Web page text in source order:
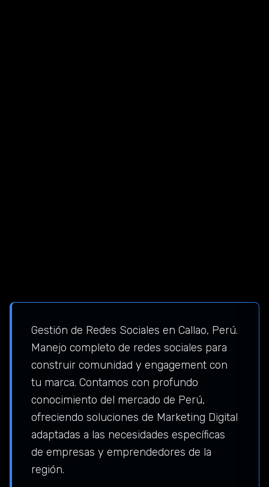
Gestión de Redes Sociales en Callao, Perú.
Manejo completo de redes sociales para
construir comunidad y engagement con
tu marca. Contamos con profundo
conocimiento del mercado de Perú,
ofreciendo soluciones de Marketing Digital
adaptadas a las necesidades específicas
de empresas y emprendedores de la
región.